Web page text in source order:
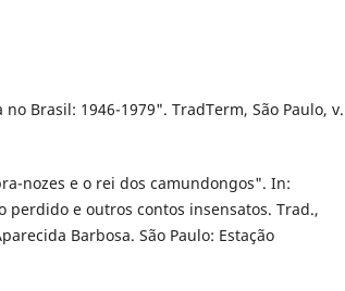
no Brasil: 1946-1979". TradTerm, São Paulo, v.
nozes e o rei dos camundongos". In:
perdido e outros contos insensatos. Trad.,
Barbosa. São Paulo: Estação